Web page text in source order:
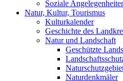
Soziale
Natur, Kultur, Tourismus
Kulturkalender
Geschichte des
Natur und Landschaft
Geschützte
Naturdenkmäler